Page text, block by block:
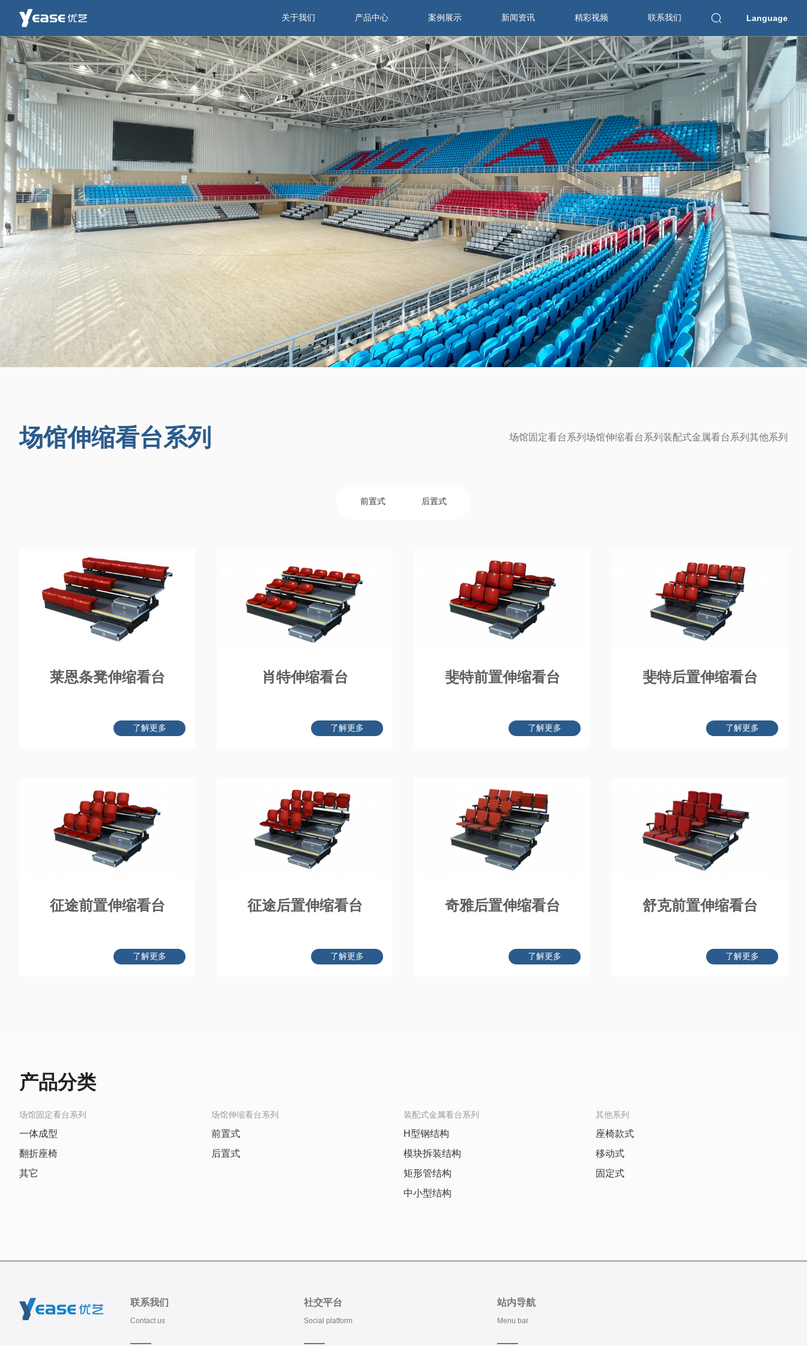
关于我们 产品中心 案例展示 新闻资讯 精彩视频 联系我们 Language
场馆伸缩看台系列 场馆固定看台系列 场馆伸缩看台系列 装配式金属看台系列 其他系列
前置式 后置式
莱恩条凳伸缩看台
了解更多
肖特伸缩看台
了解更多
斐特前置伸缩看台
了解更多
斐特后置伸缩看台
了解更多
征途前置伸缩看台
了解更多
征途后置伸缩看台
了解更多
奇雅后置伸缩看台
了解更多
舒克前置伸缩看台
了解更多
产品分类
场馆固定看台系列
一体成型
翻折座椅
其它
场馆伸缩看台系列
前置式
后置式
装配式金属看台系列
H型钢结构
模块拆装结构
矩形管结构
中小型结构
其他系列
座椅款式
移动式
固定式
联系我们
Contact us
社交平台
Social platform
站内导航
Menu bar